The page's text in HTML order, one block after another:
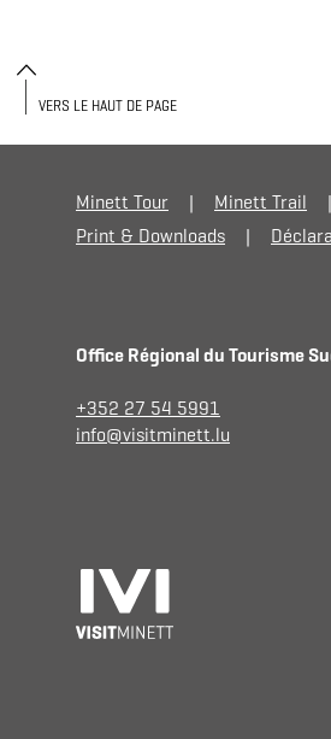
Minett Tour Minett Trail
Print & Downloads
Office Régional du Tourisme
+352 27 54 5991
info@visitminett.lu
VERS LE HAUT DE PAGE